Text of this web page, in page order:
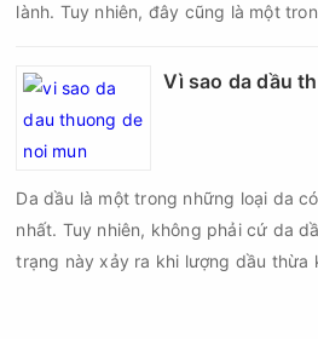
lành. Tuy nhiên, đây cũng là một
phổ biến khiến tình trạng mụn trở
tăng nguy cơ viêm nhiễm, thâm và
Vì sao da dầu
Da dầu là một trong những loại da
nhất. Tuy nhiên, không phải cứ da
trạng này xảy ra khi lượng dầu thừa
bụi bẩn và vi khuẩn gây bít tắc lỗ